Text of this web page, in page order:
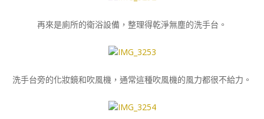
再來是廁所的衛浴設備，整理得乾淨無塵的洗手台。
洗手台旁的化妝鏡和吹風機，通常這種吹風機的風力都很不給力。